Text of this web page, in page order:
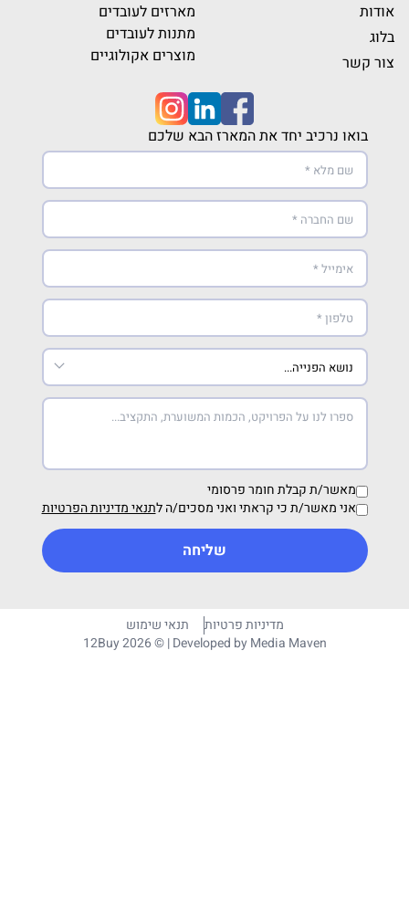
אודות
בלוג
צור קשר
מארזים לעובדים
מתנות לעובדים
מוצרים אקולוגיים
בואו נרכיב יחד את המארז הבא שלכם
מאשר/ת קבלת חומר פרסומי
אני מאשר/ת כי קראתי ואני מסכים/ה לתנאי מדיניות הפרטיות
שליחה
מדיניות פרטיות
תנאי שימוש
12Buy 2026 © | Developed byMedia Maven